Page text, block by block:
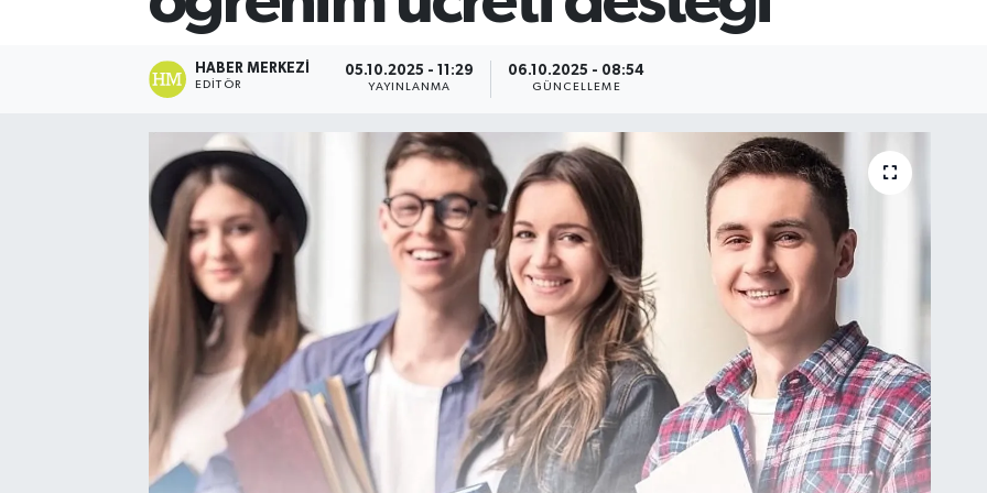
HABER MERKEZI
EDITÖR
05.10.2025 - 11:29
YAYINLANMA
06.10.2025 - 08:54
GÜNCELLEME